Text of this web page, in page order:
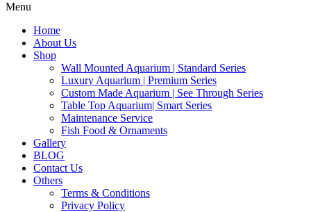
Menu
Home
About Us
Shop
Wall Mounted Aquarium | Standard Series
Luxury Aquarium | Premium Series
Custom Made Aquarium | See Through Series
Table Top Aquarium| Smart Series
Maintenance Service
Fish Food & Ornaments
Gallery
BLOG
Contact Us
Others
Terms & Conditions
Privacy Policy